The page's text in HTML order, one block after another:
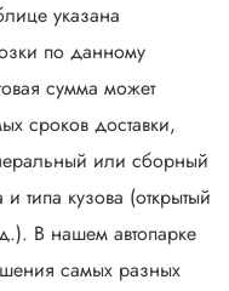
указана
по данному
сумма может
сроков доставки,
или сборный
типа кузова (открытый
В нашем автопарке
самых разных